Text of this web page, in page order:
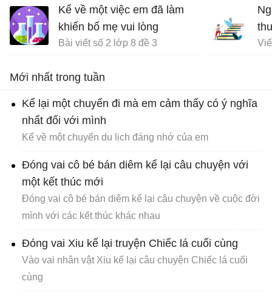
Kể về một việc em đã làm
khiến bố mẹ vui lòng
Bài viết số 2 lớp 8 đề 3
Mới nhất trong tuần
Kể lại một chuyến đi mà em cảm thấy có ý nghĩa
nhất đối với mình
Kể về một chuyến du lịch đáng nhớ của em
Đóng vai cô bé bán diêm kể lại câu chuyện với
một kết thúc mới
Đóng vai cô bé bán diêm kể lại câu chuyện về cuộc đời
mình với các kết thúc khác nhau
Đóng vai Xiu kể lại truyện Chiếc lá cuối cùng
Vào vai nhân vật Xiu kể lại câu chuyện Chiếc lá cuối
cùng